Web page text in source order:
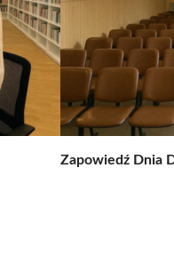
Zapowiedź Dnia